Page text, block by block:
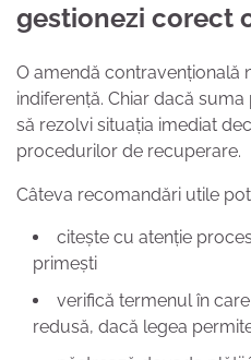
gestionezi corect
O amendă contravențională
indiferență. Chiar dacă
să rezolvi situația imediat
procedurilor de recuperare.
Câteva recomandări utile
citește cu atenție
primești
verifică termenul în
redusă, dacă legea